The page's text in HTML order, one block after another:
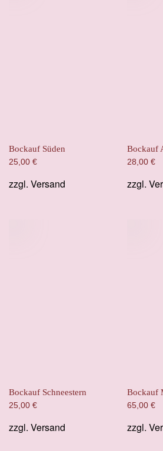
Bockauf Süden
25,00 €
zzgl. Versand
Bockauf
28,00 €
zzgl.
Bockauf Schneestern
25,00 €
zzgl. Versand
Bockauf
65,00 €
zzgl.